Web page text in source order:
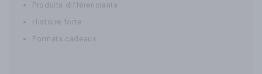
Produits différenciants
Histoire forte
Formats cadeaux